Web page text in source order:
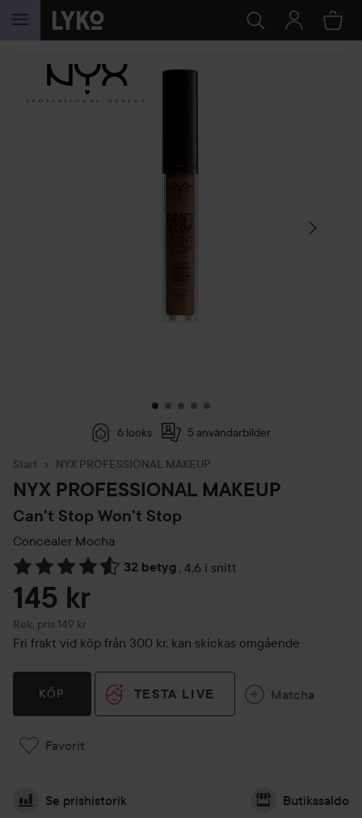
HOPPA TILL INNEHÅLLET
HOPPA ÖVER SEKTIONEN
6 looks 5 användarbilder
Start NYX PROFESSIONAL MAKEUP
NYX PROFESSIONAL MAKEUP
Can't Stop Won't Stop
Concealer Mocha
32 betyg , 4.6 i snitt
Hoppa till Betyg & kommentarer
145 kr
Rek. pris 149 kr
Rekommenderat pris 149 kr
Fri frakt vid köp från 300 kr, kan skickas omgående
KÖP TESTA LIVE Matcha
Favorit
Se prishistorik Butikssaldo